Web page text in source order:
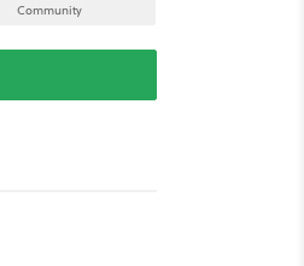
Community